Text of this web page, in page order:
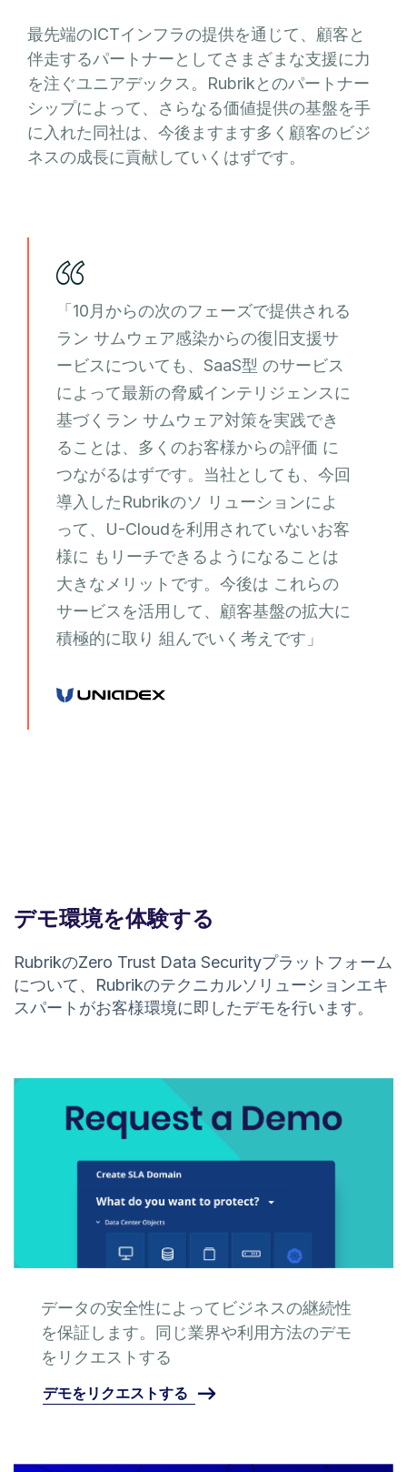
最先端のICTインフラの提供を通じて、顧客と
伴走するパートナーとしてさまざまな支援に力
を注ぐユニアデックス。Rubrikとのパートナー
シップによって、さらなる価値提供の基盤を手
に入れた同社は、今後ますます多く顧客のビジ
ネスの成長に貢献していくはずです。
「10月からの次のフェーズで提供される
ラン サムウェア感染からの復旧支援サ
ービスについても、SaaS型 のサービス
によって最新の脅威インテリジェンスに
基づくラン サムウェア対策を実践でき
ることは、多くのお客様からの評価 に
つながるはずです。当社としても、今回
導入したRubrikのソ リューションによ
って、U-Cloudを利用されていないお客
様に もリーチできるようになることは
大きなメリットです。今後は これらの
サービスを活用して、顧客基盤の拡大に
積極的に取り 組んでいく考えです」
デモ環境を体験する
RubrikのZero Trust Data Securityプラットフォーム
について、Rubrikのテクニカルソリューションエキ
スパートがお客様環境に即したデモを行います。
データの安全性によってビジネスの継続性
を保証します。同じ業界や利用方法のデモ
をリクエストする
デモをリクエストする